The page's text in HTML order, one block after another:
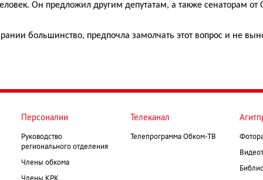
Он предложил другим депутатам, а также сенаторам
большинство, предпочла замолчать этот вопрос и не
Персоналии
Руководство
регионального отделения
Члены обкома
Телеканал
Телепрограмма Обком-ТВ